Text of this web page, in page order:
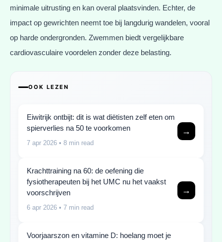
minimale uitrusting en kan overal plaatsvinden. Echter, de
impact op gewrichten neemt toe bij langdurig wandelen, vooral
op harde ondergronden. Zwemmen biedt vergelijkbare
cardiovasculaire voordelen zonder deze belasting.
OOK LEZEN
Eiwitrijk ontbijt: dit is wat diëtisten zelf eten om
spierverlies na 50 te voorkomen
7 apr 2026 • 8 min read
→
Krachttraining na 60: de oefening die
fysiotherapeuten bij het UMC nu het vaakst
voorschrijven
6 apr 2026 • 7 min read
→
Voorjaarszon en vitamine D: hoelang moet je